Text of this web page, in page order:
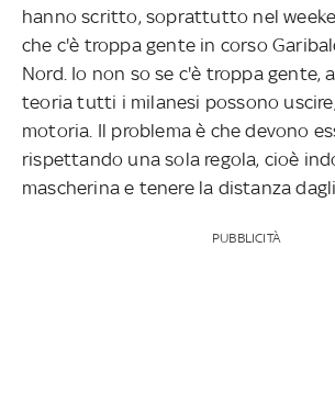
hanno scritto, soprattutto nel
che c'è troppa gente in corso
Nord. Io non so se c'è troppa gente,
teoria tutti i milanesi possono
motoria. Il problema è che devono
rispettando una sola regola, cioè
mascherina e tenere la distanza
PUBBLICITÀ